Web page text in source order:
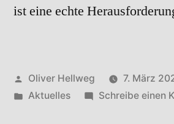
ist eine echte
Veröffentlicht
von
Oliver Hellweg
7. März
Veröffentlicht
Aktuelles Schreibe einen